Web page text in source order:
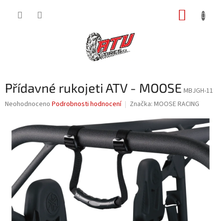
Přídavné rukojeti ATV - MOOSE MBJGH-11
Průměrné
produktu
0,0
hvězdiček.
Neohodnoceno Podrobnosti hodnocení Značka: MOOSE RACING